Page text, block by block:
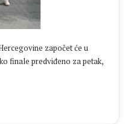
započet će u
finale predviđeno za petak,